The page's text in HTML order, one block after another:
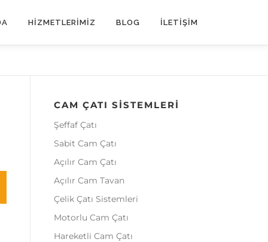
HIZMETLERIMIZ BLOG İLETIŞIM
CAM ÇATI SISTEMLERI
Şeffaf Çatı
Sabit Cam Çatı
Açılır Cam Çatı
Açılır Cam Tavan
Çelik Çatı Sistemleri
Motorlu Cam Çatı
Hareketli Cam Çatı